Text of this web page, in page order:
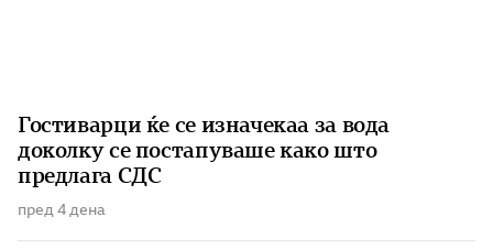
Гостиварци ќе се изначекаа за вода
доколку се постапуваше како што
предлага СДС
пред 4 дена